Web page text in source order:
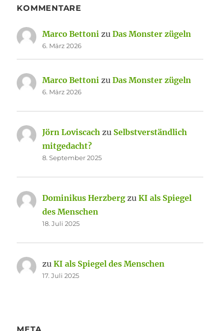
KOMMENTARE
Marco Bettoni zuDas Monster zügeln
6. März 2026
Marco Bettoni zuDas Monster zügeln
6. März 2026
Jörn Loviscach zu Selbstverständlich
mitgedacht?
8. September 2025
Dominikus Herzberg zuKI als Spiegel
des Menschen
18. Juli 2025
zuKI als Spiegel des Menschen
17. Juli 2025